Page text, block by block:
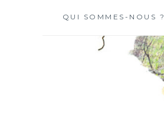
QUI SOMMES-NOUS ?